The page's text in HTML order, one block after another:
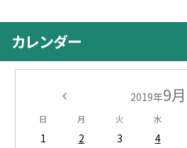
カレンダー
2019年9月
日 月 火 水
1 2 3 4